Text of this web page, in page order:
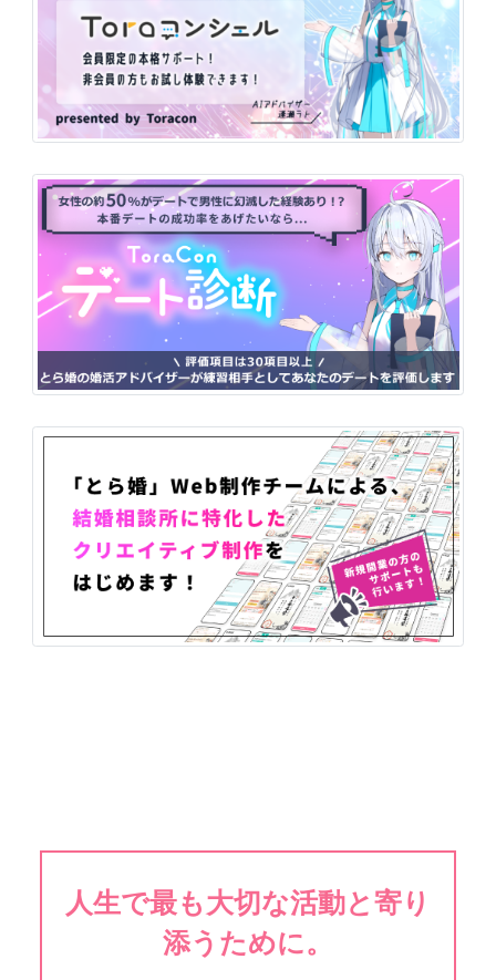
人生で最も大切な活動と寄り
添うために。